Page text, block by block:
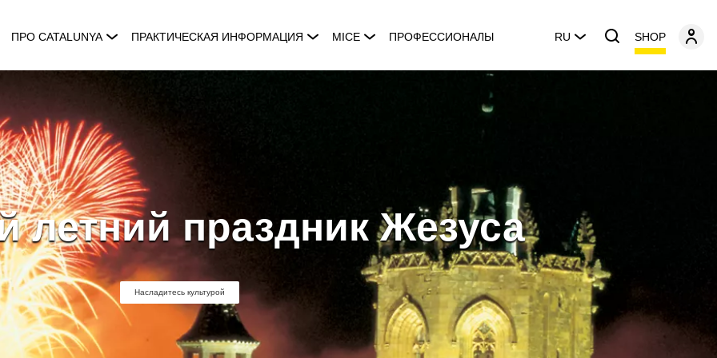
ПРО CATALUNYA ПРАКТИЧЕСКАЯ ИНФОРМАЦИЯ MICE ПРОФЕССИОНАЛЫ RU SHOP
летний праздник Жезуса
Насладитесь культурой